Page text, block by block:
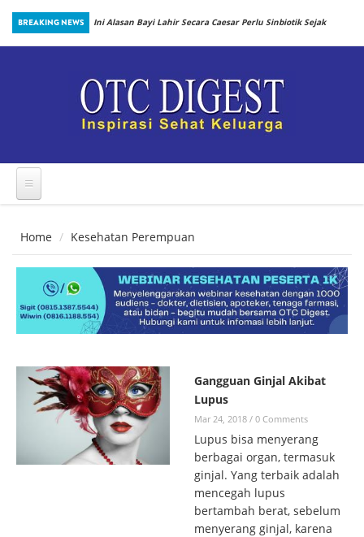
Skip to main content
BREAKING NEWS
Ini Alasan Bayi Lahir Secara Caesar Perlu Sinbiotik Sejak
Home Kesehatan Perempuan
Gangguan Ginjal Akibat
Lupus
Mar 24, 2018 / 0 Comments
Lupus bisa menyerang
berbagai organ, termasuk
ginjal. Yang terbaik adalah
mencegah lupus
bertambah berat, sebelum
menyerang ginjal, karena